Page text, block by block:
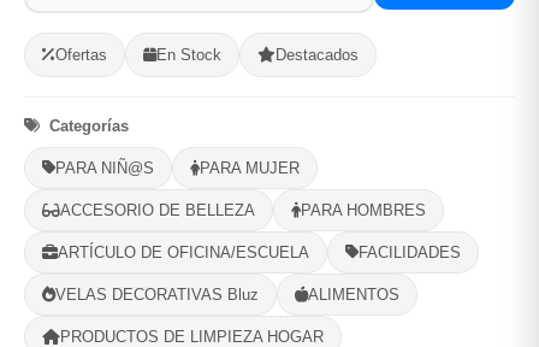
Ofertas En Stock Destacados
Categorías
PARA NIÑ@S PARA MUJER
ACCESORIO DE BELLEZA PARA HOMBRES
ARTÍCULO DE OFICINA/ESCUELA FACILIDADES
VELAS DECORATIVAS Bluz ALIMENTOS
PRODUCTOS DE LIMPIEZA HOGAR
Vasitos Extensibles para llevar en la Lunchera o en tu
Bolso.
Opciones de Envio
1 Ubicacion 2 Ruta